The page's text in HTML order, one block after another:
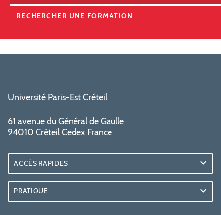
RECHERCHER UNE FORMATION
Université Paris-Est Créteil
61 avenue du Général de Gaulle
94010 Créteil Cedex France
ACCÈS RAPIDES
PRATIQUE